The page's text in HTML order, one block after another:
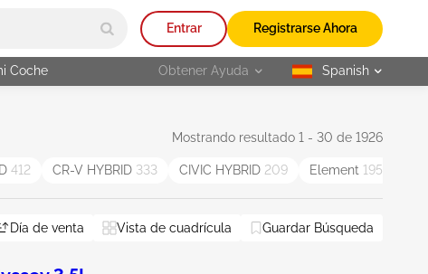
Entrar Registrarse Ahora
Coche Obtener Ayuda selected
Spanish
Mostrando resultado 1 - 30 de 1926
412 CR-V HYBRID 333 CIVIC HYBRID 209 Element 195
Día de venta Vista de cuadrícula Guardar Búsqueda